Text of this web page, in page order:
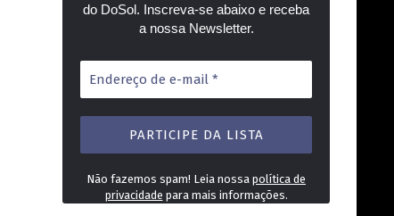
do DoSol. Inscreva-se abaixo e receba
a nossa Newsletter.
Endereço
de
e-
mail
Não fazemos spam! Leia nossa política de
privacidade para mais informações.